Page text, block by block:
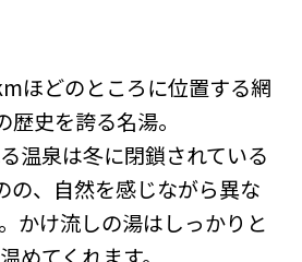
ほどのところに位置する網
史を誇る名湯。
温泉は冬に閉鎖されている
の、自然を感じながら異な
かけ流しの湯はしっかりと